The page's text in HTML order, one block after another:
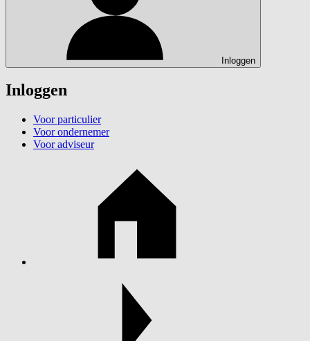
Inloggen
Inloggen
Voor particulier
Voor ondernemer
Voor adviseur